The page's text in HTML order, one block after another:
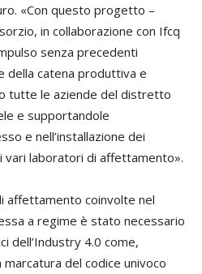
«Con questo progetto –
in collaborazione con Ifcq
senza precedenti
della catena produttiva e
tutte le aziende del distretto
e supportandole
e nell’installazione dei
laboratori di affettamento».
affettamento coinvolte nel
a regime è stato necessario
dell’Industry 4.0 come,
del codice univoco